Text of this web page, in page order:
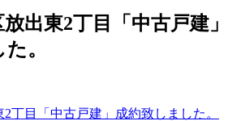
出東2丁目「中古戸建」
。
丁目「中古戸建」成約致しました。